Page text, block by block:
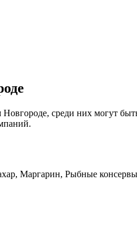
среди них могут
Маргарин, Рыбные